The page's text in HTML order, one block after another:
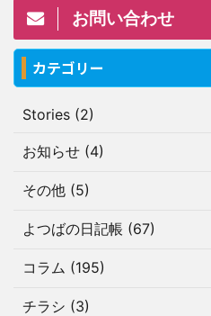
お問い合わせ
カテゴリー
Stories (2)
お知らせ (4)
その他 (5)
よつばの日記帳 (67)
コラム (195)
チラシ (3)